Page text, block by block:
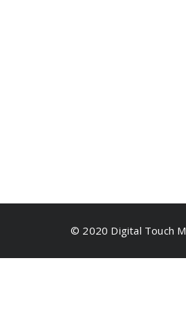
© 2020 Digital Touch